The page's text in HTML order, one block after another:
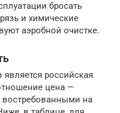
бросать
и химические
аэробной очистке.
российская
цена —
востребованными на